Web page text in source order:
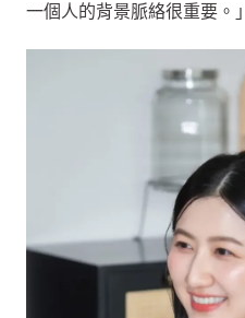
一個人的背景脈絡很重要。」